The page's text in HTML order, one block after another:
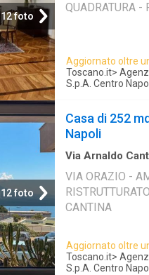
12 foto
QUADRATURA -
Aggiornato oltre
Toscano.it>
S.p.A. Centro
12 foto
Casa di 252
Napoli
Via Arnaldo
VIA ORAZIO -
CANTINA
Aggiornato oltre
Toscano.it>
S.p.A. Centro